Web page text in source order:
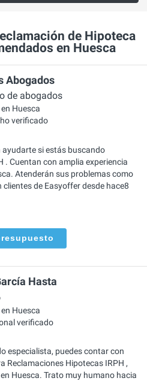
de Hipoteca
en Huesca
Abogados
de abogados
Huesca
verificado
si estás buscando
. Cuentan con amplia experiencia
Atenderán sus problemas como
de Easyoffer desde hace8
Hasta
Huesca
verificado
especialista, puedes contar con
Reclamaciones Hipotecas IRPH ,
Huesca. Trato muy humano hacia